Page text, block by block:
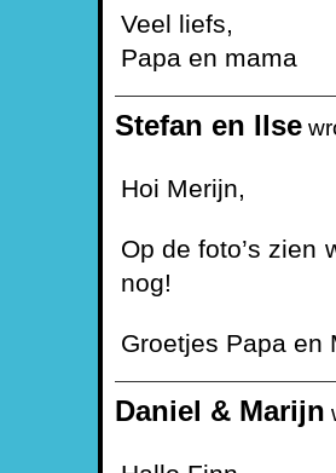
Veel liefs,
Papa en mama
Stefan en Ilse
Hoi Merijn,
Op de foto’s zien
nog!
Groetjes Papa en
Daniel & Marijn